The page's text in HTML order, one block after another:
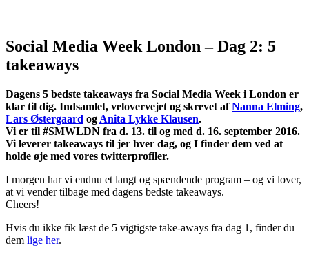
Social Media Week London – Dag 2: 5
takeaways
Dagens 5 bedste takeaways fra Social Media Week i London er
klar til dig. Indsamlet, velovervejet og skrevet afNanna Elming,
Lars Østergaard og Anita Lykke Klausen.
Vi er til #SMWLDN fra d. 13. til og med d. 16. september 2016.
Vi leverer takeaways til jer hver dag, og I finder dem ved at
holde øje med vores twitterprofiler.
I morgen har vi endnu et langt og spændende program – og vi lover,
at vi vender tilbage med dagens bedste takeaways.
Cheers!
Hvis du ikke fik læst de 5 vigtigste take-aways fra dag 1, finder du
dem lige her.